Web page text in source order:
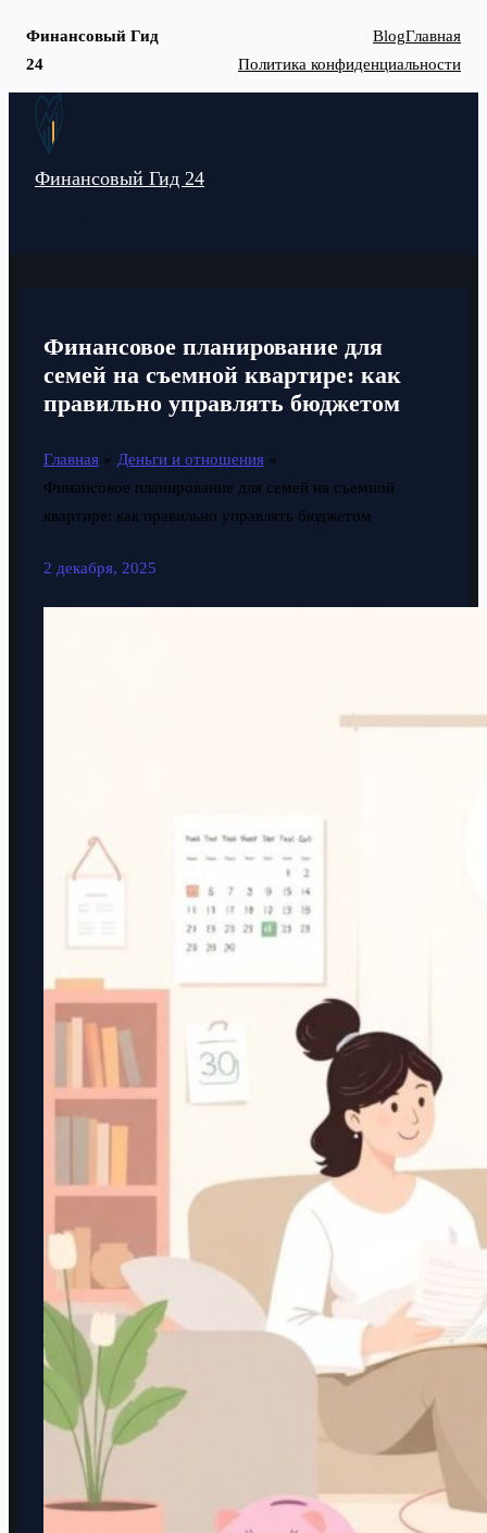
Финансовый Гид
24
BlogГлавная
Политика конфиденциальности
Перейти
Финансовый Гид 24
Финансовое планирование для
семей на съемной квартире: как
правильно управлять бюджетом
Главная
Деньги и отношения
Финансовое планирование для семей на съемной
квартире: как правильно управлять бюджетом
2 декабря, 2025